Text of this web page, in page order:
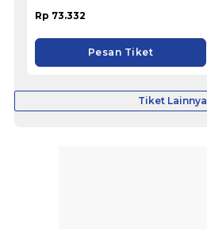
Rp 73.332
Pesan Tiket
Tiket Lainnya